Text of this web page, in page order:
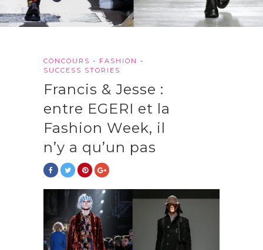
CONCOURS - FASHION -
SUCCESS STORIES
Francis & Jesse :
entre EGERI et la
Fashion Week, il
n’y a qu’un pas